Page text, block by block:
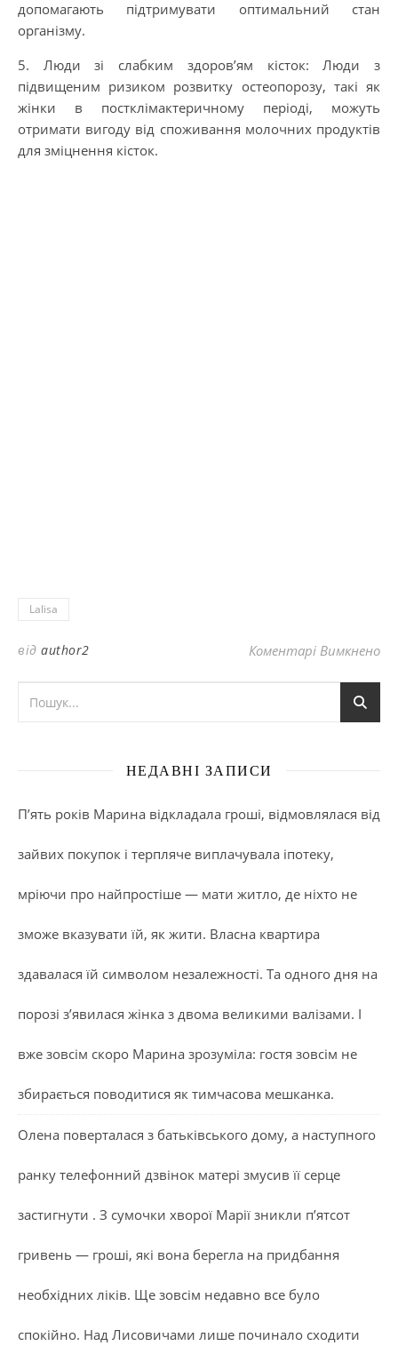
допомагають підтримувати оптимальний стан
організму.
5. Люди зі слабким здоров’ям кісток: Люди з
підвищеним ризиком розвитку остеопорозу, такі як
жінки в постклімактеричному періоді, можуть
отримати вигоду від споживання молочних продуктів
для зміцнення кісток.
Lalisa
від author2 Коментарі Вимкненодо
НЕДАВНІ ЗАПИСИ
П’ять років Марина відкладала гроші, відмовлялася від
зайвих покупок і терпляче виплачувала іпотеку,
мріючи про найпростіше — мати житло, де ніхто не
зможе вказувати їй, як жити. Власна квартира
здавалася їй символом незалежності. Та одного дня на
порозі з’явилася жінка з двома великими валізами. І
вже зовсім скоро Марина зрозуміла: гостя зовсім не
збирається поводитися як тимчасова мешканка.
Олена поверталася з батьківського дому, а наступного
ранку телефонний дзвінок матері змусив її серце
застигнути . З сумочки хворої Марії зникли п’ятсот
гривень — гроші, які вона берегла на придбання
необхідних ліків. Ще зовсім недавно все було
спокійно. Над Лисовичами лише починало сходити